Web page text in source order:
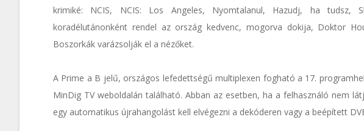
krimiké: NCIS, NCIS: Los Angeles, Nyomtalanul, Hazudj, ha tudsz,
koradélutánonként rendel az ország kedvenc, mogorva dokija, Doktor
Boszorkák varázsolják el a nézőket.
A Prime a B jelű, országos lefedettségű multiplexen fogható a 17.
MinDig TV weboldalán található. Abban az esetben, ha a felhasználó nem
egy automatikus újrahangolást kell elvégezni a dekóderen vagy a beépített